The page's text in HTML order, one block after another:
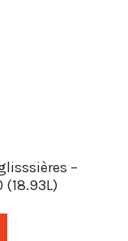
–
(18.93L)